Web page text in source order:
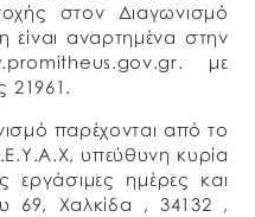
στον Διαγωνισμό
είναι αναρτημένα στην
με
21961.
παρέχονται από το
υπεύθυνη κυρία
εργάσιμες ημέρες και
69, Χαλκίδα , 34132 ,